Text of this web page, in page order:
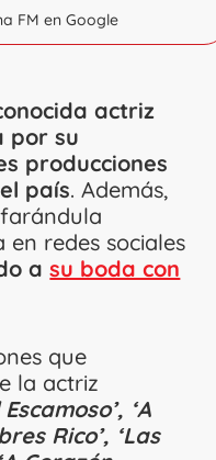
FM en Google
actriz
por su
producciones
país. Además,
redes sociales
asu boda con
que
la actriz
‘A
Rico’, ‘Las